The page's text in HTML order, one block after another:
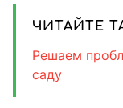
ЧИТАЙТЕ
Решаем
саду